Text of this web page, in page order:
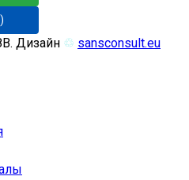
Дизайн ♲ sansconsult.eu